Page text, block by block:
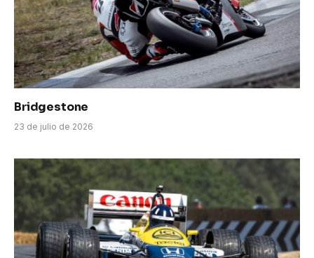
Bridgestone
23 de julio de 2026